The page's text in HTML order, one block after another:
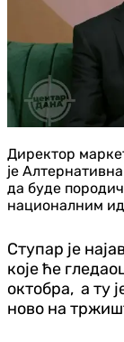
Директор
је
да буде
националним
Ступар је
које ће
октобра, а ту
ново на